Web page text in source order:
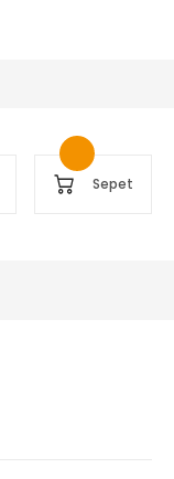
Sepet